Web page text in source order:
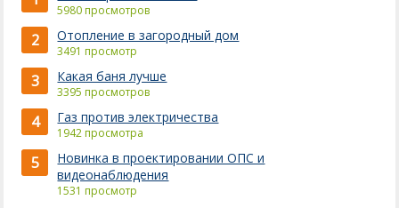
5980 просмотров
2 Отопление в загородный дом
3491 просмотр
3 Какая баня лучше
3395 просмотров
4 Газ против электричества
1942 просмотра
5
Новинка в проектировании ОПС и
видеонаблюдения
1531 просмотр